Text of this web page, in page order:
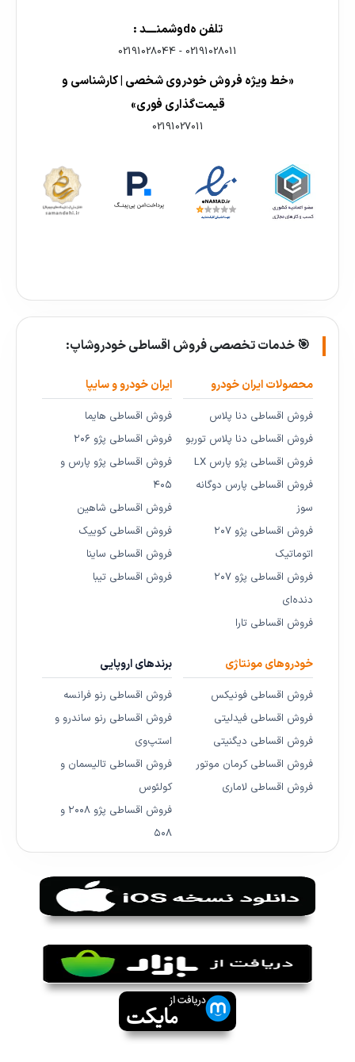
تلفن هdوشمنــــد :
02191028011
-
02191028044
«خط ویژه فروش خودروی شخصی | کارشناسی و
قیمت‌گذاری فوری»
02191027011
🎯 خدمات تخصصی فروش اقساطی خودروشاپ:
محصولات ایران خودرو
فروش اقساطی دنا پلاس
فروش اقساطی دنا پلاس توربو
فروش اقساطی پژو پارس LX
فروش اقساطی پارس دوگانه
سوز
فروش اقساطی پژو ۲۰۷
اتوماتیک
فروش اقساطی پژو ۲۰۷
دنده‌ای
فروش اقساطی تارا
ایران خودرو و سایپا
فروش اقساطی هایما
فروش اقساطی پژو ۲۰۶
فروش اقساطی پژو پارس و
۴۰۵
فروش اقساطی شاهین
فروش اقساطی کوییک
فروش اقساطی ساینا
فروش اقساطی تیبا
خودروهای مونتاژی
فروش اقساطی فونیکس
فروش اقساطی فیدلیتی
فروش اقساطی دیگنیتی
فروش اقساطی کرمان موتور
فروش اقساطی لاماری
برندهای اروپایی
فروش اقساطی رنو فرانسه
فروش اقساطی رنو ساندرو و
استپ‌وی
فروش اقساطی تالیسمان و
کولئوس
فروش اقساطی پژو ۲۰۰۸ و
۵۰۸